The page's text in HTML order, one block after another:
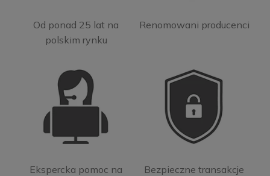
Od ponad 25 lat na
polskim rynku
Renomowani producenci
Ekspercka pomoc na
Bezpieczne transakcje